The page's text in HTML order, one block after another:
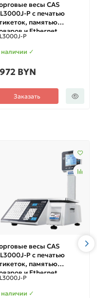
весы CAS
P с печатью
памятью
и Ethernet
P
наличии ✓
BYN
Заказать
весы CAS
P с печатью
памятью
и Ethernet
P
наличии ✓